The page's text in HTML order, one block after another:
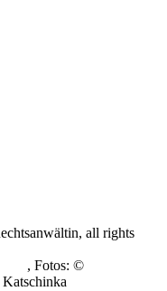
all rights
, Fotos: ©